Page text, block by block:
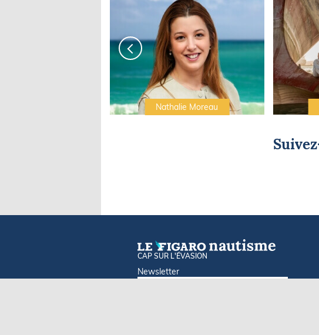
Nathalie Moreau
CAP SUR L'ÉVASION
Newsletter